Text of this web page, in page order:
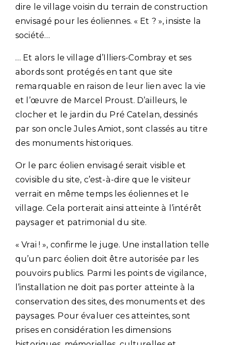
dire le village voisin du terrain de construction
envisagé pour les éoliennes. « Et ? », insiste la
société…
… Et alors le village d’Illiers-Combray et ses
abords sont protégés en tant que site
remarquable en raison de leur lien avec la vie
et l’œuvre de Marcel Proust. D’ailleurs, le
clocher et le jardin du Pré Catelan, dessinés
par son oncle Jules Amiot, sont classés au titre
des monuments historiques.
Or le parc éolien envisagé serait visible et
covisible du site, c’est-à-dire que le visiteur
verrait en même temps les éoliennes et le
village. Cela porterait ainsi atteinte à l’intérêt
paysager et patrimonial du site.
« Vrai ! », confirme le juge. Une installation telle
qu’un parc éolien doit être autorisée par les
pouvoirs publics. Parmi les points de vigilance,
l’installation ne doit pas porter atteinte à la
conservation des sites, des monuments et des
paysages. Pour évaluer ces atteintes, sont
prises en considération les dimensions